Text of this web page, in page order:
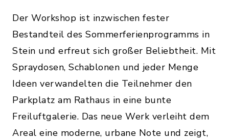
Der Workshop ist inzwischen fester
Bestandteil des Sommerferienprogramms in
Stein und erfreut sich großer Beliebtheit. Mit
Spraydosen, Schablonen und jeder Menge
Ideen verwandelten die Teilnehmer den
Parkplatz am Rathaus in eine bunte
Freiluftgalerie. Das neue Werk verleiht dem
Areal eine moderne, urbane Note und zeigt,